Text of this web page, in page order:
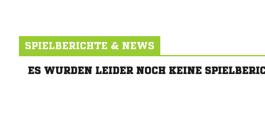
SPIELBERICHTE & NEWS
ES WURDEN LEIDER NOCH KEINE